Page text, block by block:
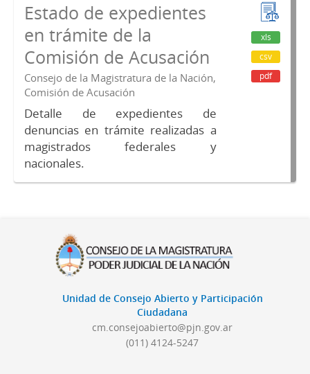
Estado de expedientes
en trámite de la
Comisión de Acusación
Consejo de la Magistratura de la Nación,
Comisión de Acusación
Detalle de expedientes de
denuncias en trámite realizadas a
magistrados federales y
nacionales.
xls
csv
pdf
Unidad de Consejo Abierto y Participación
Ciudadana
cm.consejoabierto@pjn.gov.ar
(011) 4124-5247